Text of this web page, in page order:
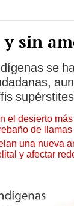
sin
se
el desierto
de llamas
una nueva
y afectar